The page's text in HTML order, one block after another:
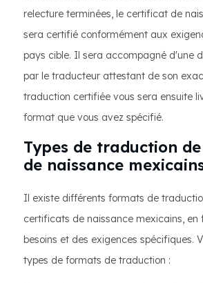
relecture terminées, le certificat de
sera certifié conformément aux
pays cible. Il sera accompagné d'une
par le traducteur attestant de son
traduction certifiée vous sera ensuite
format que vous avez spécifié.
Types de traduction
de naissance
Il existe différents formats de
certificats de naissance mexicains, en
besoins et des exigences spécifiques.
types de formats de traduction :